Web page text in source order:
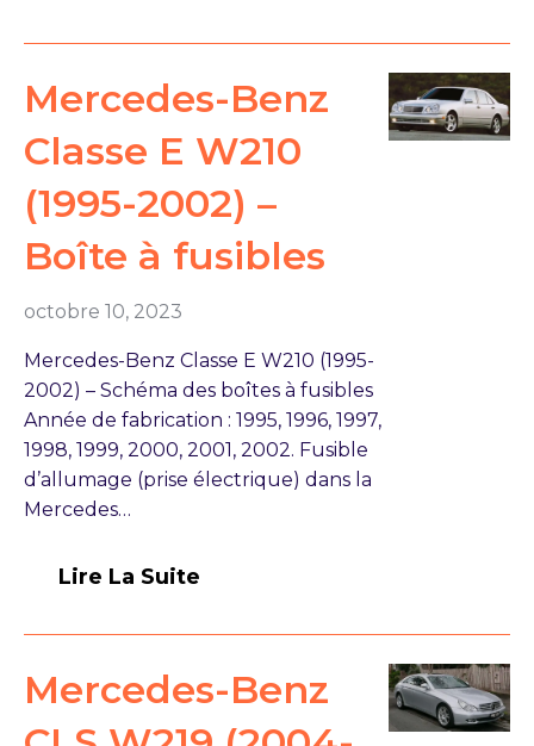
Mercedes-Benz
Classe E W210
(1995-2002) –
Boîte à fusibles
octobre 10, 2023
Mercedes-Benz Classe E W210 (1995-
2002) – Schéma des boîtes à fusibles
Année de fabrication : 1995, 1996, 1997,
1998, 1999, 2000, 2001, 2002. Fusible
d’allumage (prise électrique) dans la
Mercedes…
Lire La Suite
Mercedes-Benz